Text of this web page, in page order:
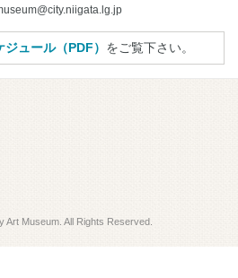
ュール（PDF） をご覧下さい。
Art Museum. All Rights Reserved.